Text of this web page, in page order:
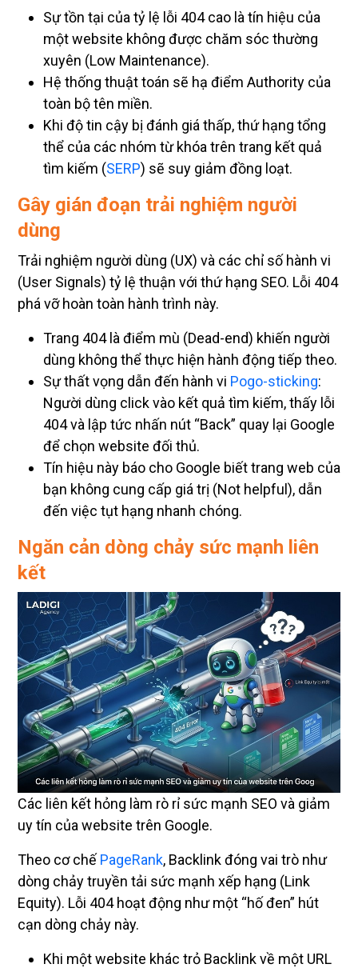
một website không được chăm sóc thường
xuyên (Low Maintenance).
Hệ thống thuật toán sẽ hạ điểm Authority của
toàn bộ tên miền.
Khi độ tin cậy bị đánh giá thấp, thứ hạng tổng
thể của các nhóm từ khóa trên trang kết quả
tìm kiếm (SERP) sẽ suy giảm đồng loạt.
dùng
Trải nghiệm người dùng (UX) và các chỉ số hành vi
(User Signals) tỷ lệ thuận với thứ hạng SEO. Lỗi 404
phá vỡ hoàn toàn hành trình này.
dùng không thể thực hiện hành động tiếp theo.
Sự thất vọng dẫn đến hành viPogo-sticking:
Người dùng click vào kết quả tìm kiếm, thấy lỗi
404 và lập tức nhấn nút “Back” quay lại Google
để chọn website đối thủ.
Tín hiệu này báo cho Google biết trang web của
bạn không cung cấp giá trị (Not helpful), dẫn
đến việc tụt hạng nhanh chóng.
kết
Các liên kết hỏng làm rò rỉ sức mạnh SEO và giảm
uy tín của website trên Google.
dòng chảy truyền tải sức mạnh xếp hạng (Link
Equity). Lỗi 404 hoạt động như một “hố đen” hút
cạn dòng chảy này.
báo lỗi 404 trên trang của bạn, toàn bộ giá trị